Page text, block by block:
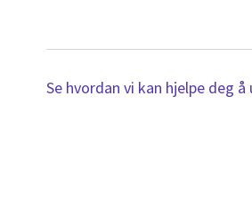
Se hvordan vi kan hjelpe deg